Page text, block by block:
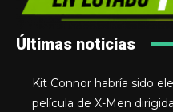
Últimas noticias
Kit Connor habría sido
película de X-Men